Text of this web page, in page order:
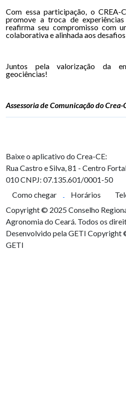
Com essa participação, o CREA-
promove a troca de
reafirma seu compromisso com
colaborativa e alinhada aos
Juntos pela valorização da
geociências!
Assessoria de Comunicação do Crea-
Baixe o aplicativo do Crea-CE:
Rua Castro e Silva, 81 - Centro
010CNPJ: 07.135.601/0001-50
Como chegar
Horários
Copyright © 2025 Conselho
Agronomia do Ceará. Todos os
Desenvolvido pela GETI Copyright
GETI